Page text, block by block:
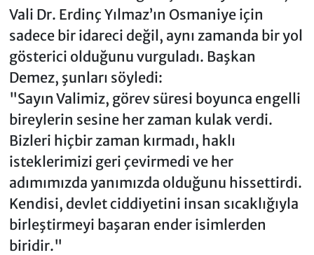
Vali Dr. Erdinç Yılmaz’ın Osmaniye için
sadece bir idareci değil, aynı zamanda bir yol
gösterici olduğunu vurguladı. Başkan
Demez, şunları söyledi:
"Sayın Valimiz, görev süresi boyunca engelli
bireylerin sesine her zaman kulak verdi.
Bizleri hiçbir zaman kırmadı, haklı
isteklerimizi geri çevirmedi ve her
adımımızda yanımızda olduğunu hissettirdi.
Kendisi, devlet ciddiyetini insan sıcaklığıyla
birleştirmeyi başaran ender isimlerden
biridir."